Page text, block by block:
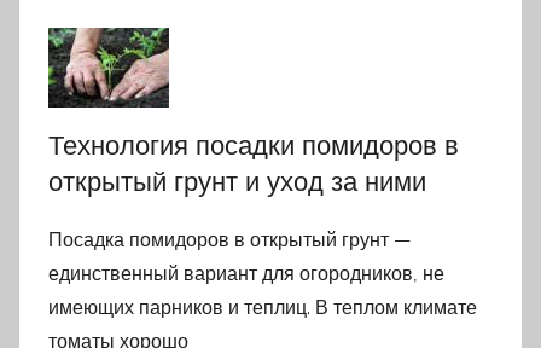
Технология посадки помидоров в
открытый грунт и уход за ними
Посадка помидоров в открытый грунт —
единственный вариант для огородников, не
имеющих парников и теплиц. В теплом климате
томаты хорошо